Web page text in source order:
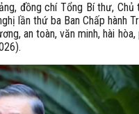
đồng chí Tổng Bí thư,
lần thứ ba Ban Chấp hành
an toàn, văn minh, hài